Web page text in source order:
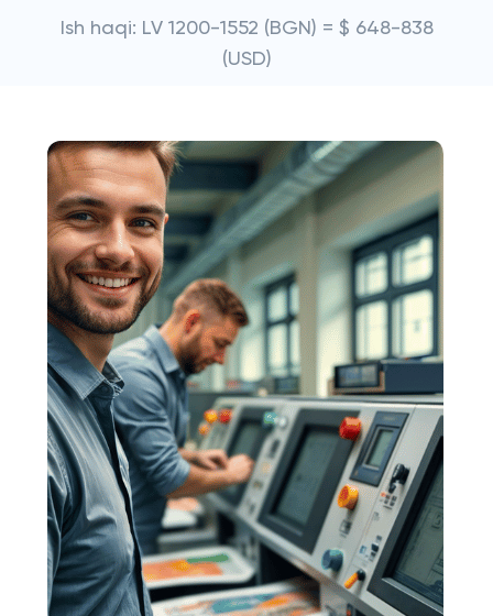
Ish haqi: LV 1200-1552 (BGN) = $ 648-838
(USD)